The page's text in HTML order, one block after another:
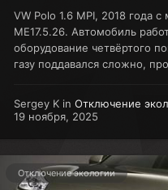
VW Polo 1.6 MPI, 2018 года
ME17.5.26. Автомобиль
оборудование четвёртого
газу поддавался сложно,
Sergey K in Отключение
19 ноября, 2025
Отключение экологии